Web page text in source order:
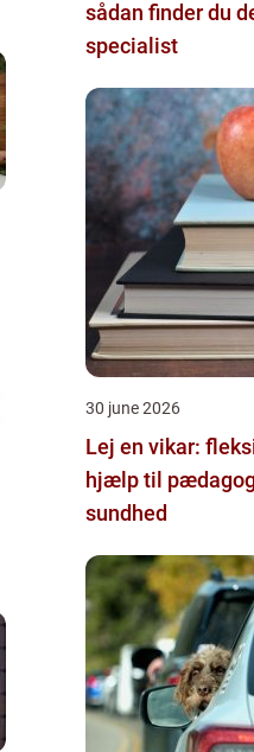
sådan finder du
specialist
30 june 2026
Lej en vikar:
hjælp til
sundhed